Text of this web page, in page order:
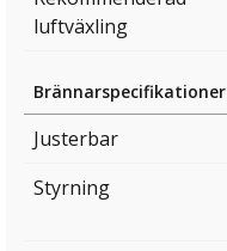
luftväxling
Brännarspecifikationer
Justerbar
Styrning